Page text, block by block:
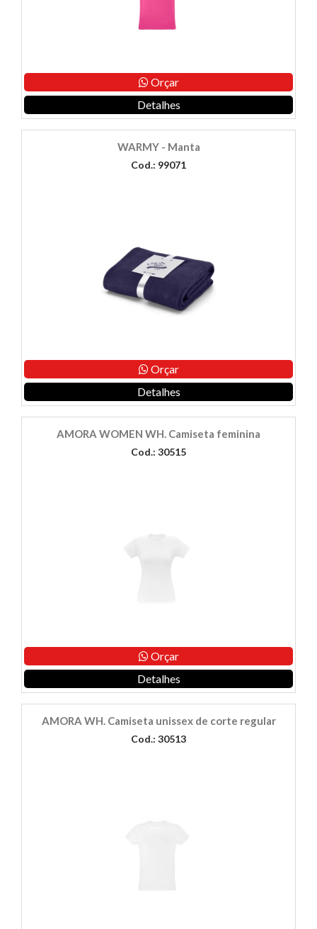
Orçar
Detalhes
WARMY - Manta
Cod.: 99071
Orçar
Detalhes
AMORA WOMEN WH. Camiseta feminina
Cod.: 30515
Orçar
Detalhes
AMORA WH. Camiseta unissex de corte regular
Cod.: 30513